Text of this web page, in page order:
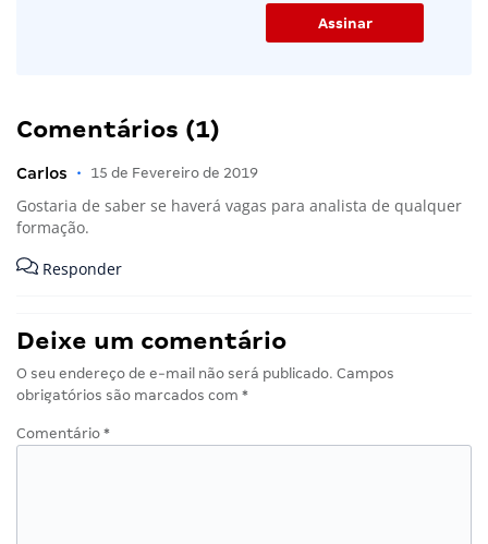
Comentários (1)
Carlos • 15 de Fevereiro de 2019
Gostaria de saber se haverá vagas para analista de qualquer
formação.
Responder
Deixe um comentário
O seu endereço de e-mail não será publicado. Campos
obrigatórios são marcados com *
Comentário *